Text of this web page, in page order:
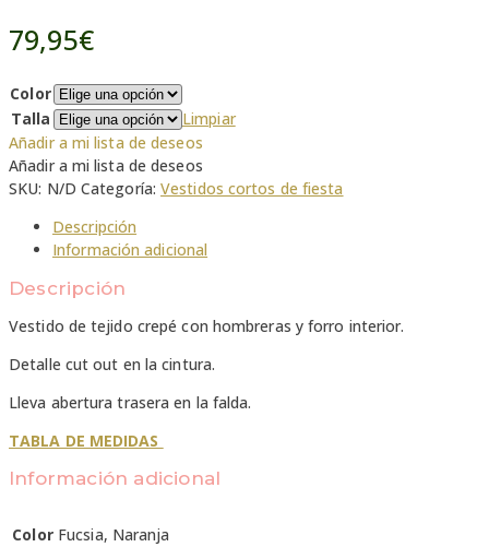
79,95€
Color
Talla
Limpiar
Añadir a mi lista de deseos
Añadir a mi lista de deseos
SKU: N/D Categoría:Vestidos cortos de fiesta
Descripción
Información adicional
Descripción
Vestido de tejido crepé con hombreras y forro interior.
Detalle cut out en la cintura.
Lleva abertura trasera en la falda.
TABLA DE MEDIDAS
Información adicional
Color Fucsia, Naranja